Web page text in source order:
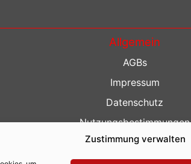
Zustimmung verwalten
Allgemein
AGBs
Impressum
Datenschutz
Nutzungsbestimmungen
Kontakt